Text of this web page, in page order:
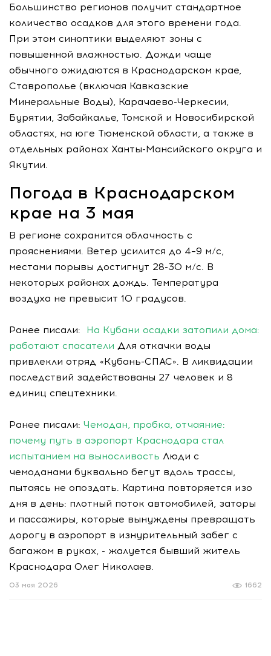
Большинство регионов получит стандартное
количество осадков для этого времени года.
При этом синоптики выделяют зоны с
повышенной влажностью. Дожди чаще
обычного ожидаются в Краснодарском крае,
Ставрополье (включая Кавказские
Минеральные Воды), Карачаево-Черкесии,
Бурятии, Забайкалье, Томской и Новосибирской
областях, на юге Тюменской области, а также в
отдельных районах Ханты-Мансийского округа и
Якутии.
Погода в Краснодарском
крае на 3 мая
В регионе сохранится облачность с
прояснениями. Ветер усилится до 4–9 м/с,
местами порывы достигнут 28-30 м/с. В
некоторых районах дождь. Температура
воздуха не превысит 10 градусов.
Ранее писали: На Кубани осадки затопили дома:
работают спасатели Для откачки воды
привлекли отряд «Кубань-СПАС». В ликвидации
последствий задействованы 27 человек и 8
единиц спецтехники.
Ранее писали: Чемодан, пробка, отчаяние:
почему путь в аэропорт Краснодара стал
испытанием на выносливость Люди с
чемоданами буквально бегут вдоль трассы,
пытаясь не опоздать. Картина повторяется изо
дня в день: плотный поток автомобилей, заторы
и пассажиры, которые вынуждены превращать
дорогу в аэропорт в изнурительный забег с
багажом в руках, - жалуется бывший житель
Краснодара Олег Николаев.
1662
03 мая 2026